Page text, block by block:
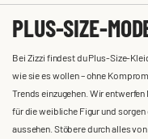
PLUS-SIZE-
Bei Zizzi findest du Plus-Size-
wie sie es wollen – ohne
Trends einzugehen. Wir
für die weibliche Figur und
aussehen. Stöbere durch alles